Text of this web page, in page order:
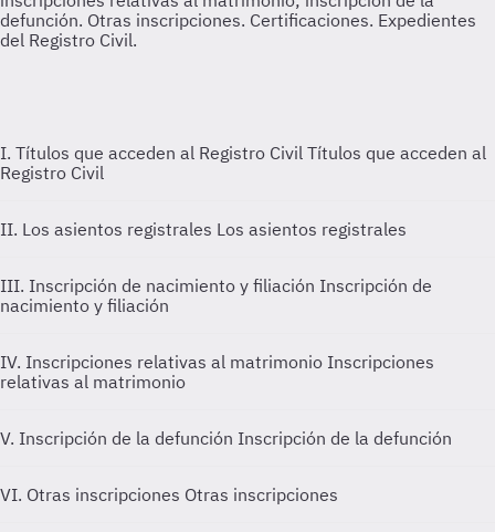
I. Títulos que acceden al Registro Civil Títulos que acceden al
Registro Civil
II. Los asientos registrales Los asientos registrales
III. Inscripción de nacimiento y filiación Inscripción de
nacimiento y filiación
IV. Inscripciones relativas al matrimonio Inscripciones
relativas al matrimonio
V. Inscripción de la defunción Inscripción de la defunción
VI. Otras inscripciones Otras inscripciones